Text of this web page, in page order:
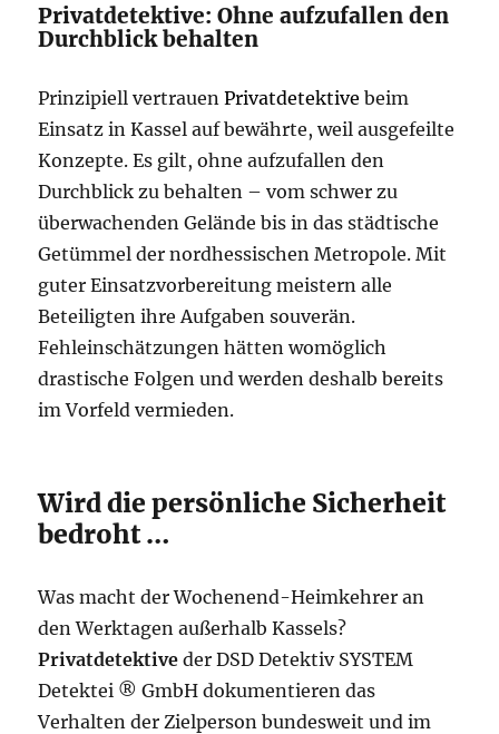
Privatdetektive: Ohne aufzufallen den
Durchblick behalten
Prinzipiell vertrauenPrivatdetektive beim
Einsatz in Kassel auf bewährte, weil ausgefeilte
Konzepte. Es gilt, ohne aufzufallen den
Durchblick zu behalten – vom schwer zu
überwachenden Gelände bis in das städtische
Getümmel der nordhessischen Metropole. Mit
guter Einsatzvorbereitung meistern alle
Beteiligten ihre Aufgaben souverän.
Fehleinschätzungen hätten womöglich
drastische Folgen und werden deshalb bereits
im Vorfeld vermieden.
Wird die persönliche Sicherheit
bedroht …
Was macht der Wochenend-Heimkehrer an
den Werktagen außerhalb Kassels?
Privatdetektive der DSD Detektiv SYSTEM
Detektei ® GmbH dokumentieren das
Verhalten der Zielperson bundesweit und im